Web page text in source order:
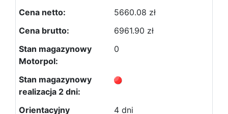
5660.08 zł
6961.90 zł
0
4 dni